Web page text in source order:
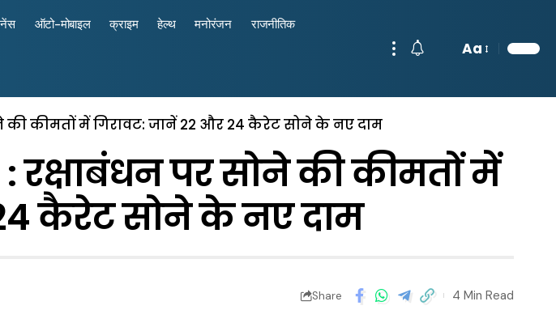
ऑटो-मोबाइल क्राइम हेल्थ मनोरंजन राजनीतिक
Aa
की कीमतों में गिरावट: जानें 22 और 24 कैरेट सोने के नए दाम
पर सोने की कीमतों में
कैरेट सोने के नए दाम
Share 4 Min Read